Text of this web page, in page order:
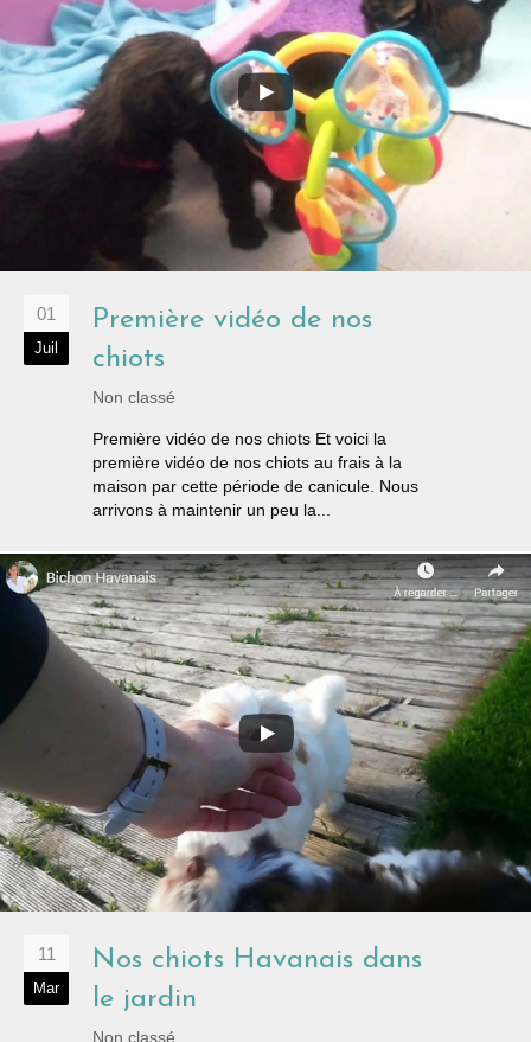
01
Juil
Première vidéo de nos
chiots
Non classé
Première vidéo de nos chiots Et voici la
première vidéo de nos chiots au frais à la
maison par cette période de canicule. Nous
arrivons à maintenir un peu la...
11
Mar
Nos chiots Havanais dans
le jardin
Non classé